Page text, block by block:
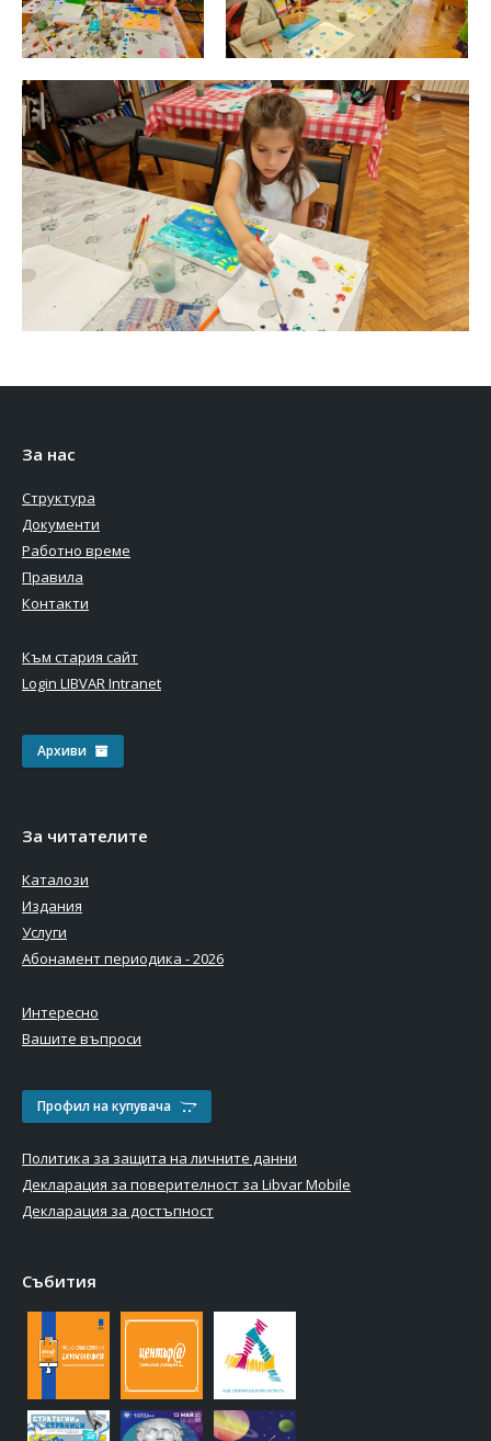
За нас
Структура
Документи
Работно време
Правила
Контакти
Към стария сайт
Login LIBVAR Intranet
Архиви
За читателите
Каталози
Издания
Услуги
Абонамент периодика - 2026
Интересно
Вашите въпроси
Профил на купувача
Политика за защита на личните данни
Декларация за поверителност за Libvar Mobile
Декларация за достъпност
Събития